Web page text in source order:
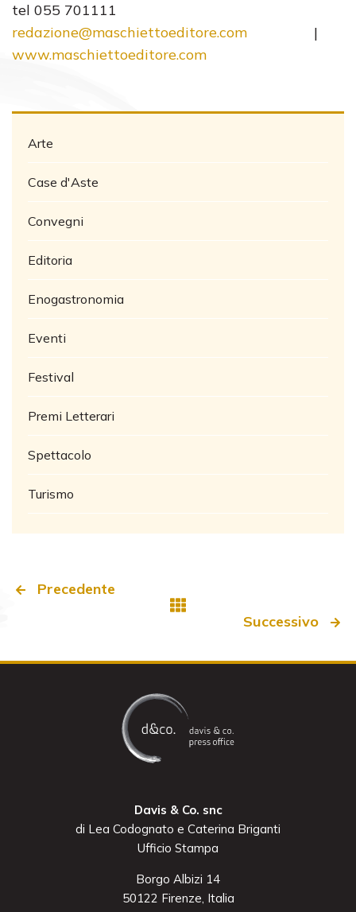
tel 055 701111
redazione@maschiettoeditore.com |
www.maschiettoeditore.com
Arte
Case d'Aste
Convegni
Editoria
Enogastronomia
Eventi
Festival
Premi Letterari
Spettacolo
Turismo
Precedente
Successivo
Davis & Co. snc
di Lea Codognato e Caterina Briganti
Ufficio Stampa
Borgo Albizi 14
50122 Firenze, Italia